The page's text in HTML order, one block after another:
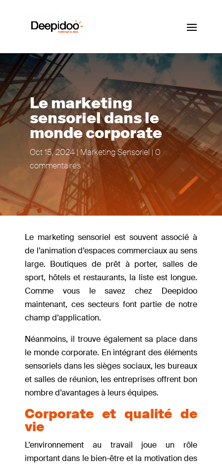
Le marketing
sensoriel dans le
monde corporate
Oct 15, 2024|Marketing Sensoriel| 0
commentaires
Le marketing sensoriel est souvent associé à
de l’animation d’espaces commerciaux au sens
large. Boutiques de prêt à porter, salles de
sport, hôtels et restaurants, la liste est longue.
Comme vous le savez chez Deepidoo
maintenant, ces secteurs font partie de notre
champ d’application.
Néanmoins, il trouve également sa place dans
le monde corporate. En intégrant des éléments
sensoriels dans les sièges sociaux, les bureaux
et salles de réunion, les entreprises offrent bon
nombre d’avantages à leurs équipes.
Corporate et qualité de
vie
L’environnement au travail joue un rôle
important dans le bien-être et la motivation des